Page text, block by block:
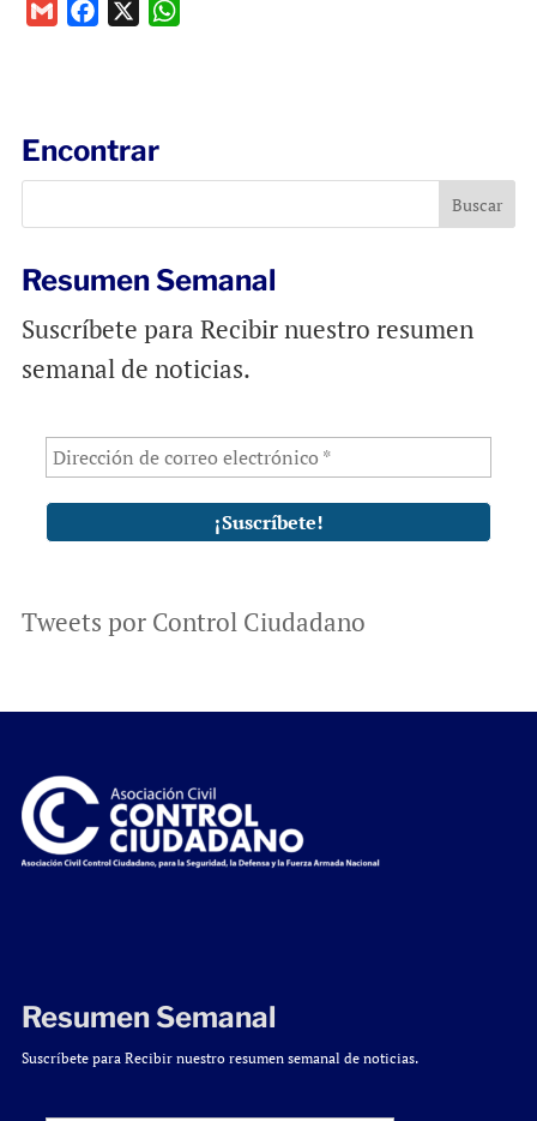
o
k
p
Encontrar
Resumen Semanal
Suscríbete para Recibir nuestro resumen
semanal de noticias.
Tweets por Control Ciudadano
Resumen Semanal
Suscríbete para Recibir nuestro resumen semanal de noticias.